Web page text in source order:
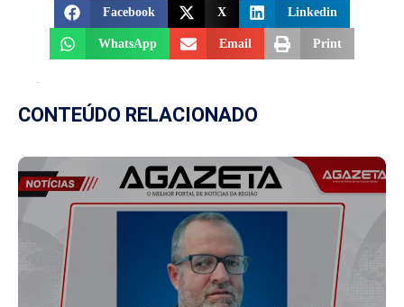
Facebook X Linkedin
WhatsApp Email Print
CONTEÚDO RELACIONADO